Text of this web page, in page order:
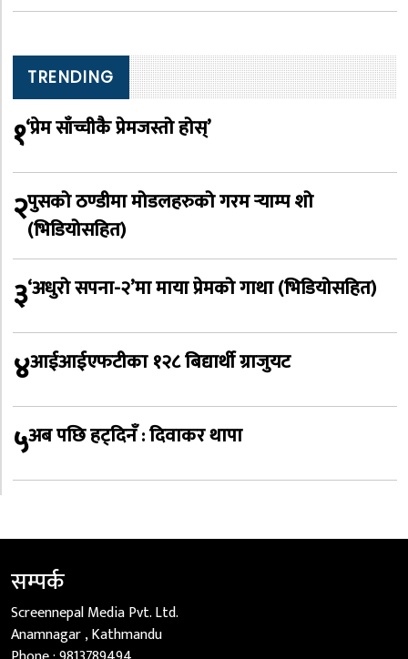
TRENDING
१‘प्रेम साँच्चीकै प्रेमजस्तो होस्’
२पुसको ठण्डीमा मोडलहरुको गरम र्‍याम्प शो
(भिडियोसहित)
३‘अधुरो सपना-२’मा माया प्रेमको गाथा (भिडियोसहित)
४आईआईएफटीका १२८ बिद्यार्थी ग्राजुयट
५अब पछि हट्दिनँ : दिवाकर थापा
सम्पर्क
Screennepal Media Pvt. Ltd.
Anamnagar , Kathmandu